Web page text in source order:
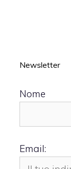
Newsletter
Nome
Email: